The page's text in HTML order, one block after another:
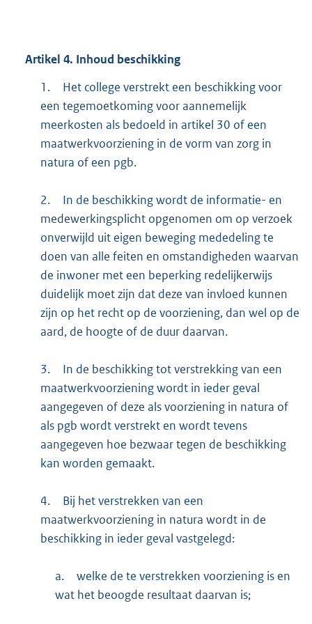
Artikel 4. Inhoud beschikking
1.
Het college verstrekt een beschikking voor
een tegemoetkoming voor aannemelijk
meerkosten als bedoeld in artikel 30 of een
maatwerkvoorziening in de vorm van zorg in
natura of een pgb.
2.
In de beschikking wordt de informatie- en
medewerkingsplicht opgenomen om op verzoek
onverwijld uit eigen beweging mededeling te
doen van alle feiten en omstandigheden waarvan
de inwoner met een beperking redelijkerwijs
duidelijk moet zijn dat deze van invloed kunnen
zijn op het recht op de voorziening, dan wel op de
aard, de hoogte of de duur daarvan.
3.
In de beschikking tot verstrekking van een
maatwerkvoorziening wordt in ieder geval
aangegeven of deze als voorziening in natura of
als pgb wordt verstrekt en wordt tevens
aangegeven hoe bezwaar tegen de beschikking
kan worden gemaakt.
4.
Bij het verstrekken van een
maatwerkvoorziening in natura wordt in de
beschikking in ieder geval vastgelegd:
a.
welke de te verstrekken voorziening is en
wat het beoogde resultaat daarvan is;